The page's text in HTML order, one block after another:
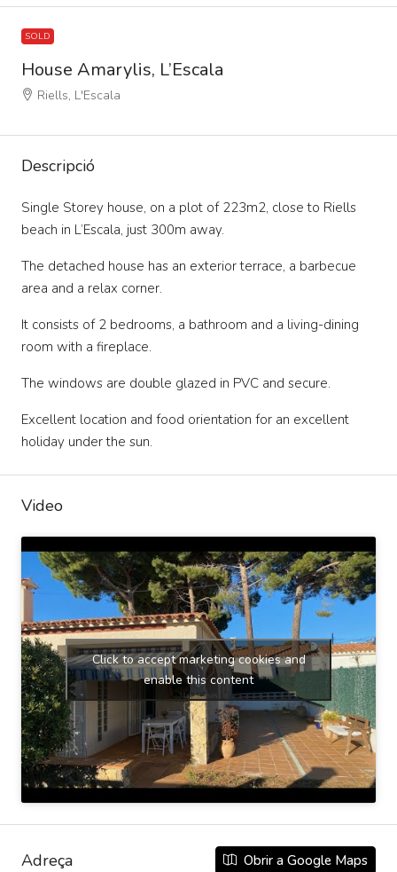
SOLD
House Amarylis, L’Escala
Riells, L'Escala
Descripció
Single Storey house, on a plot of 223m2, close to Riells
beach in L’Escala, just 300m away.
The detached house has an exterior terrace, a barbecue
area and a relax corner.
It consists of 2 bedrooms, a bathroom and a living-dining
room with a fireplace.
The windows are double glazed in PVC and secure.
Excellent location and food orientation for an excellent
holiday under the sun.
Video
Click to accept marketing cookies and
enable this content
Adreça Obrir a Google Maps